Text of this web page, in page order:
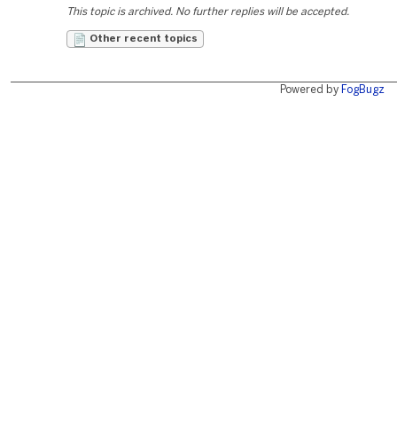
This topic is archived. No further replies will be accepted.
Other recent topics
Powered by FogBugz